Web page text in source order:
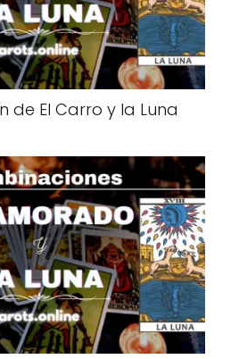
de El Carro y la Luna